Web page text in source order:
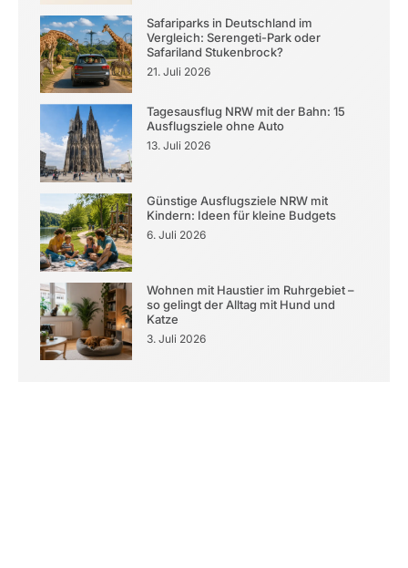
Safariparks in Deutschland im
Vergleich: Serengeti-Park oder
Safariland Stukenbrock?
21. Juli 2026
Tagesausflug NRW mit der Bahn: 15
Ausflugsziele ohne Auto
13. Juli 2026
Günstige Ausflugsziele NRW mit
Kindern: Ideen für kleine Budgets
6. Juli 2026
Wohnen mit Haustier im Ruhrgebiet –
so gelingt der Alltag mit Hund und
Katze
3. Juli 2026